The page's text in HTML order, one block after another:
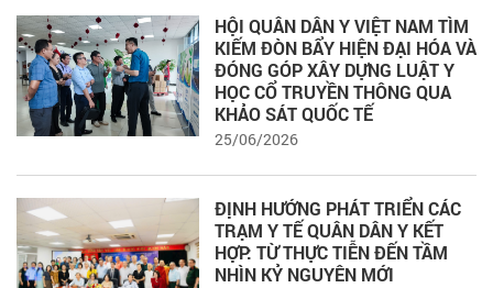
HỘI QUÂN DÂN Y VIỆT NAM TÌM
KIẾM ĐÒN BẨY HIỆN ĐẠI HÓA VÀ
ĐÓNG GÓP XÂY DỰNG LUẬT Y
HỌC CỔ TRUYỀN THÔNG QUA
KHẢO SÁT QUỐC TẾ
25/06/2026
ĐỊNH HƯỚNG PHÁT TRIỂN CÁC
TRẠM Y TẾ QUÂN DÂN Y KẾT
HỢP: TỪ THỰC TIỄN ĐẾN TẦM
NHÌN KỶ NGUYÊN MỚI